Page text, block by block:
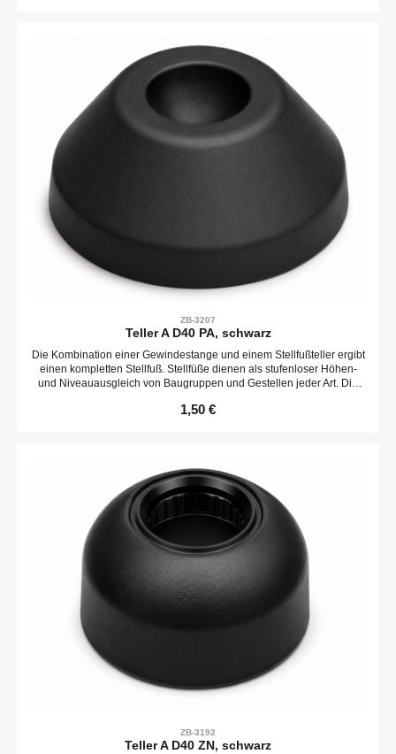
ZB-3207
Teller A D40 PA, schwarz
Die Kombination einer Gewindestange und einem Stellfußteller ergibt
einen kompletten Stellfuß. Stellfüße dienen als stufenloser Höhen-
und Niveauausgleich von Baugruppen und Gestellen jeder Art. Die
verbaut werden.
Regulärer Preis:
1,50 €
ZB-3192
Teller A D40 ZN, schwarz